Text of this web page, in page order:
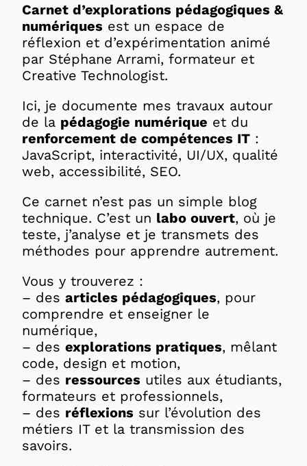
Carnet d’explorations pédagogiques &
numériques est un espace de
réflexion et d’expérimentation animé
par Stéphane Arrami, formateur et
Creative Technologist.
Ici, je documente mes travaux autour
de la pédagogie numérique et du
renforcement de compétences IT :
JavaScript, interactivité, UI/UX, qualité
web, accessibilité, SEO.
Ce carnet n’est pas un simple blog
technique. C’est un labo ouvert, où je
teste, j’analyse et je transmets des
méthodes pour apprendre autrement.
Vous y trouverez :
– des articles pédagogiques, pour
comprendre et enseigner le
numérique,
– des explorations pratiques, mêlant
code, design et motion,
– des ressources utiles aux étudiants,
formateurs et professionnels,
– des réflexions sur l’évolution des
métiers IT et la transmission des
savoirs.